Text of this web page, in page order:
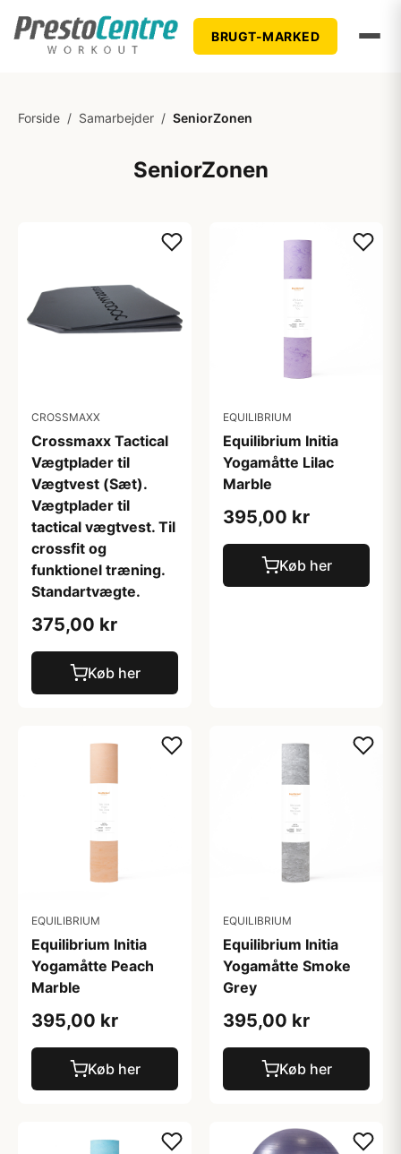
BRUGT-MARKED
Forside / Samarbejder / SeniorZonen
SeniorZonen
CROSSMAXX
Crossmaxx Tactical
Vægtplader til
Vægtvest (Sæt).
Vægtplader til
tactical vægtvest. Til
crossfit og
funktionel træning.
Standartvægte.
375,00 kr
Køb her
EQUILIBRIUM
Equilibrium Initia
Yogamåtte Lilac
Marble
395,00 kr
Køb her
EQUILIBRIUM
Equilibrium Initia
Yogamåtte Peach
Marble
395,00 kr
Køb her
EQUILIBRIUM
Equilibrium Initia
Yogamåtte Smoke
Grey
395,00 kr
Køb her